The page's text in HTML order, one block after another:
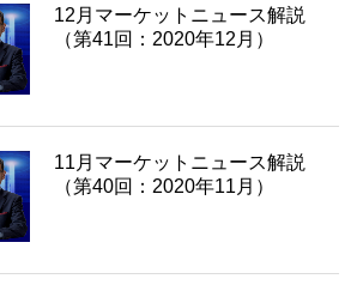
12月マーケットニュース解説
（第41回：2020年12月）
11月マーケットニュース解説
（第40回：2020年11月）